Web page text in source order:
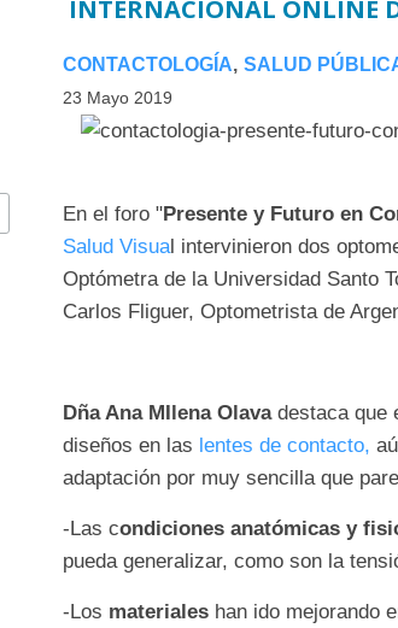
INTERNACIONAL ONLINE
CONTACTOLOGÍA SALUD
23 Mayo 2019
En el foro "Presente y Futuro en
Salud Visual intervinieron dos
Optómetra de la Universidad Santo
Carlos Fliguer, Optometrista de
Dña Ana MIlena Olavadestaca que
diseños en las lentes de contacto,
adaptación por muy sencilla que
-Las condiciones anatómicas y
pueda generalizar, como son la
-Los materiales han ido mejorando